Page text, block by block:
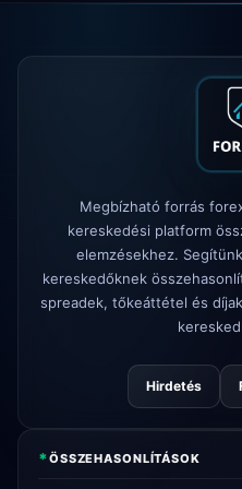
FP Markets—
AvaTrade
engedélyt
Tickmill
Megbízható forrás
kereskedési platform
elemzésekhez.
kereskedőknek
spreadek, tőkeáttétel és
Hirdetés
*ÖSSZEHASONLÍTÁSOK